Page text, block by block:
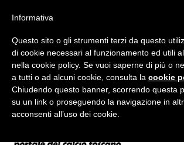
FORUM-ACCEDI
Informativa
Questo sito o gli strumenti terzi da questo
di cookie necessari al funzionamento ed utili
nella cookie policy. Se vuoi saperne di più o
a tutti o ad alcuni cookie, consulta la cookie
Chiudendo questo banner, scorrendo questa
su un link o proseguendo la navigazione in
acconsenti all’uso dei cookie.